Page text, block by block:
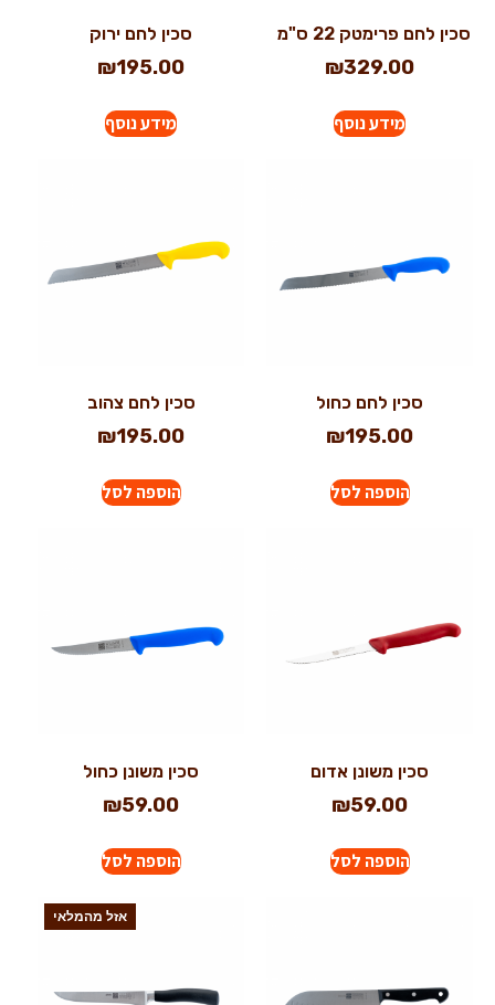
סכין לחם פרימטק 22 ס"מ
₪329.00
מידע נוסף
סכין לחם ירוק
₪195.00
מידע נוסף
סכין לחם כחול
₪195.00
הוספה לסל
סכין לחם צהוב
₪195.00
הוספה לסל
סכין משונן אדום
₪59.00
הוספה לסל
סכין משונן כחול
₪59.00
הוספה לסל
אזל מהמלאי